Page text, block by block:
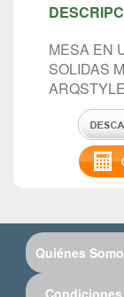
MESA EN
SOLIDAS
ARQSTYLE
Quiénes
Condiciones